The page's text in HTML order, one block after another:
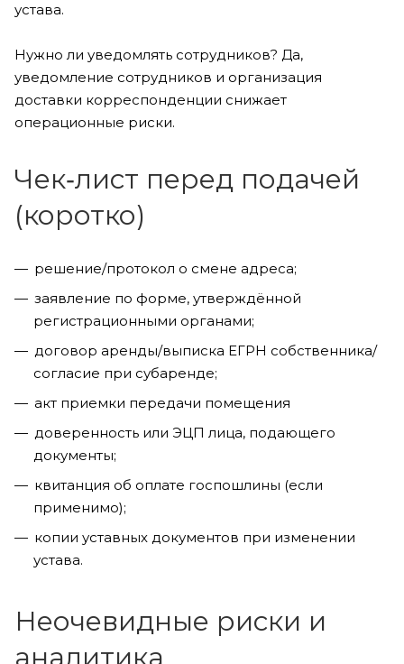
устава.
Нужно ли уведомлять сотрудников? Да,
уведомление сотрудников и организация
доставки корреспонденции снижает
операционные риски.
Чек‑лист перед подачей
(коротко)
решение/протокол о смене адреса;
заявление по форме, утверждённой
регистрационными органами;
договор аренды/выписка ЕГРН собственника/
согласие при субаренде;
акт приемки передачи помещения
доверенность или ЭЦП лица, подающего
документы;
квитанция об оплате госпошлины (если
применимо);
копии уставных документов при изменении
устава.
Неочевидные риски и